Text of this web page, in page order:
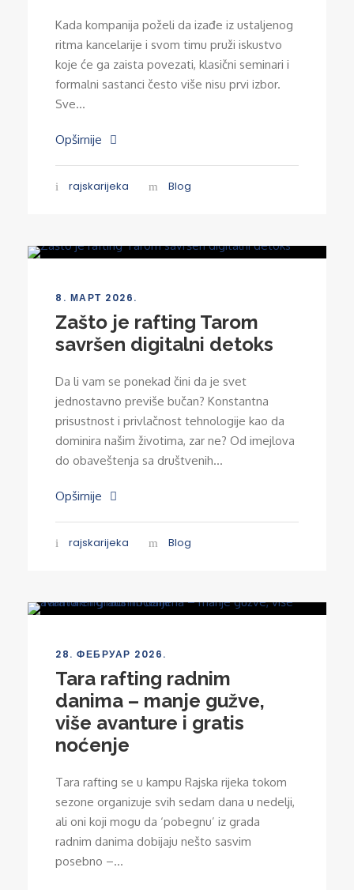
Kada kompanija poželi da izađe iz ustaljenog
ritma kancelarije i svom timu pruži iskustvo
koje će ga zaista povezati, klasični seminari i
formalni sastanci često više nisu prvi izbor.
Sve...
Opširnije
rajskarijeka Blog
8. МАРТ 2026.
Zašto je rafting Tarom
savršen digitalni detoks
Da li vam se ponekad čini da je svet
jednostavno previše bučan? Konstantna
prisustnost i privlačnost tehnologije kao da
dominira našim životima, zar ne? Od imejlova
do obaveštenja sa društvenih...
Opširnije
rajskarijeka Blog
28. ФЕБРУАР 2026.
Tara rafting radnim
danima – manje gužve,
više avanture i gratis
noćenje
Tara rafting se u kampu Rajska rijeka tokom
sezone organizuje svih sedam dana u nedelji,
ali oni koji mogu da ‘pobegnu’ iz grada
radnim danima dobijaju nešto sasvim
posebno –...